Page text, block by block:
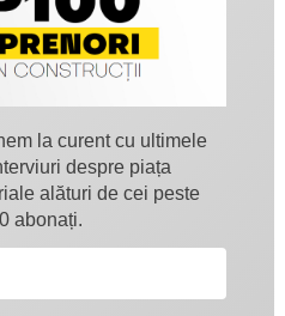
la curent cu ultimele
despre piața
alături de cei peste
abonați.